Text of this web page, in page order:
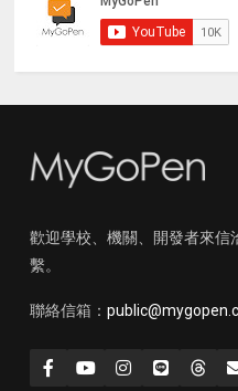
歡迎學校、機關、開發者來信
繫。
聯絡信箱：